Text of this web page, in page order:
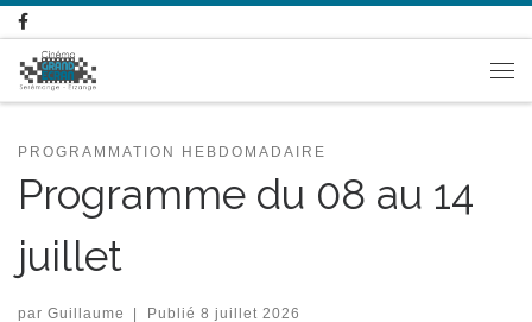
PROGRAMMATION HEBDOMADAIRE
Programme du 08 au 14
juillet
par Guillaume | Publié 8 juillet 2026